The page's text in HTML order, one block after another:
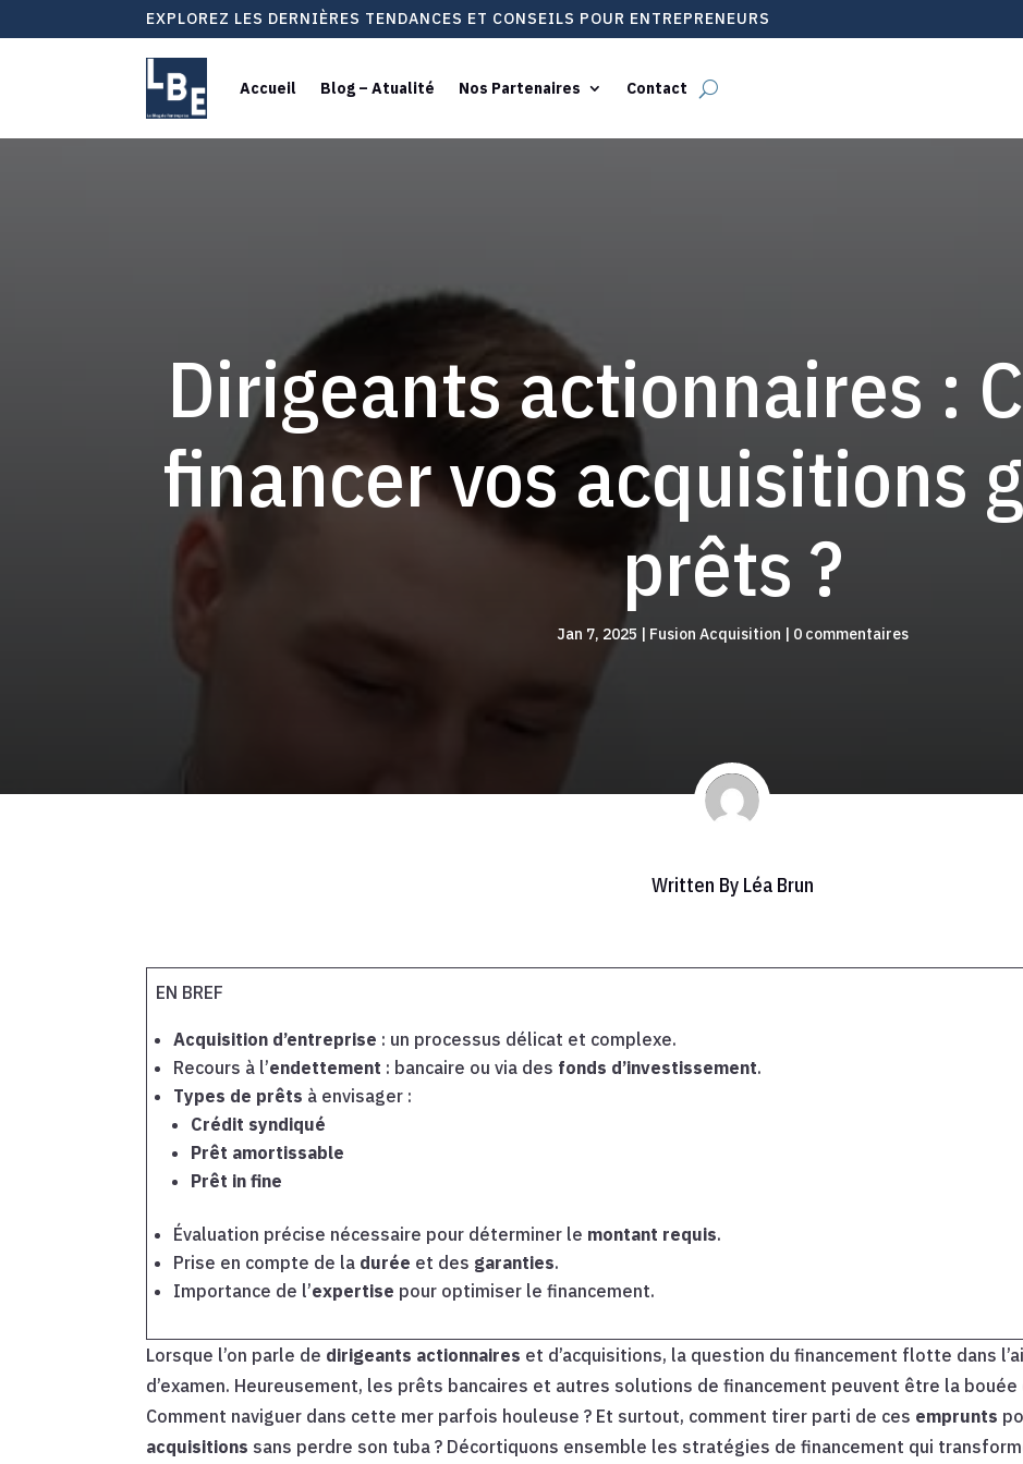
EXPLOREZ LES DERNIÈRES TENDANCES ET CONSEILS POUR ENTREPRENEURS
Accueil Blog – Atualité Nos Partenaires Contact
Dirigeants actionnaires :
financer vos acquisitions
prêts ?
Jan 7, 2025 | Fusion Acquisition | 0 commentaires
Written By Léa Brun
EN BREF
Acquisition d’entreprise : un processus délicat et complexe.
Recours à l’endettement : bancaire ou via des fonds d’investissement.
Types de prêts à envisager :
Crédit syndiqué
Prêt amortissable
Prêt in fine
Évaluation précise nécessaire pour déterminer le montant requis.
Prise en compte de la durée et des garanties.
Importance de l’expertise pour optimiser le financement.
Lorsque l’on parle de dirigeants actionnaires et d’acquisitions, la question du financement flotte dans
d’examen. Heureusement, les prêts bancaires et autres solutions de financement peuvent être la
Comment naviguer dans cette mer parfois houleuse ? Et surtout, comment tirer parti de ces emprunts
acquisitions sans perdre son tuba ? Décortiquons ensemble les stratégies de financement qui